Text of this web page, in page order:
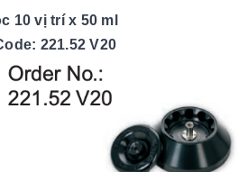
10 vị trí x 50 ml
221.52 V20